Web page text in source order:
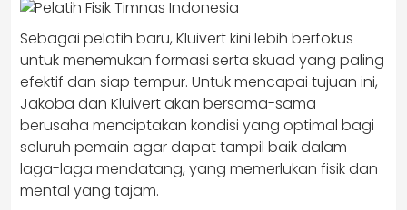
Sebagai pelatih baru, Kluivert kini lebih berfokus
untuk menemukan formasi serta skuad yang paling
efektif dan siap tempur. Untuk mencapai tujuan ini,
Jakoba dan Kluivert akan bersama-sama
berusaha menciptakan kondisi yang optimal bagi
seluruh pemain agar dapat tampil baik dalam
laga-laga mendatang, yang memerlukan fisik dan
mental yang tajam.